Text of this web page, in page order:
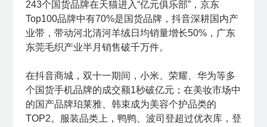
243个国货品牌在天猫进入“亿元俱乐部”，京东
Top100品牌中有70%是国货品牌，抖音深耕国内产
业带，带动河北清河羊绒日均销量增长50%，广东
东莞毛织产业半月销售破千万件。
在抖音商城，双十一期间，小米、荣耀、华为等多
个国货手机品牌的成交额1秒破亿元；在美妆市场中
的国产品牌珀莱雅、韩束成为美容个护品类的
TOP2。服装品类上，鸭鸭、波司登超过优衣库，登